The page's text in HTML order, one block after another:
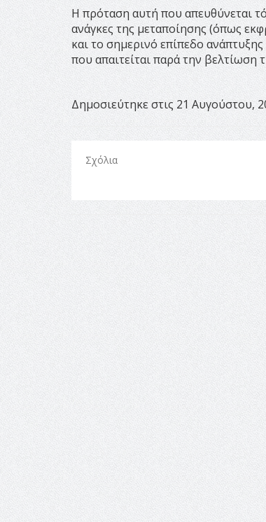
Η πρόταση αυτή που απευθύνεται
ανάγκες της μεταποίησης (όπως
και το σημερινό επίπεδο
που απαιτείται παρά την βελτίωση
Δημοσιεύτηκε στις 21 Αυγούστου,
Σχόλια